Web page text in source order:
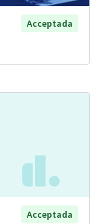
Acceptada
Acceptada